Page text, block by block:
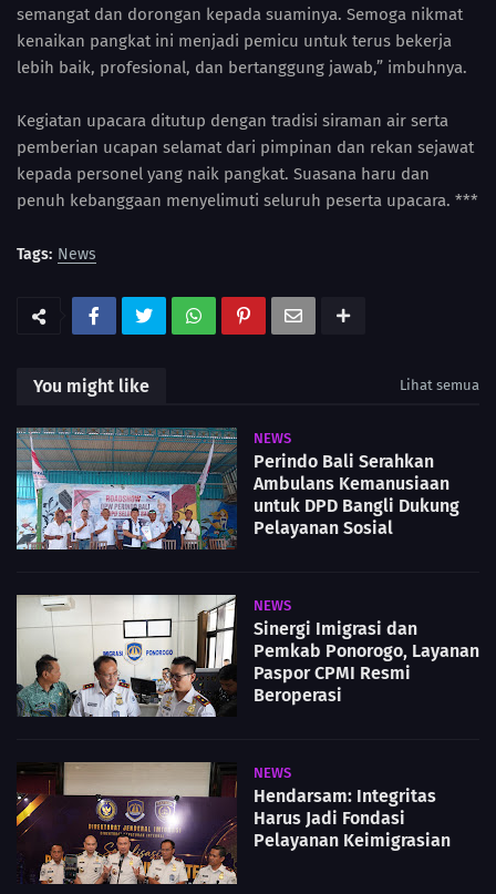
semangat dan dorongan kepada suaminya. Semoga nikmat
kenaikan pangkat ini menjadi pemicu untuk terus bekerja
lebih baik, profesional, dan bertanggung jawab,” imbuhnya.
Kegiatan upacara ditutup dengan tradisi siraman air serta
pemberian ucapan selamat dari pimpinan dan rekan sejawat
kepada personel yang naik pangkat. Suasana haru dan
penuh kebanggaan menyelimuti seluruh peserta upacara. ***
Tags: News
You might like Lihat semua
NEWS
Perindo Bali Serahkan
Ambulans Kemanusiaan
untuk DPD Bangli Dukung
Pelayanan Sosial
NEWS
Sinergi Imigrasi dan
Pemkab Ponorogo, Layanan
Paspor CPMI Resmi
Beroperasi
NEWS
Hendarsam: Integritas
Harus Jadi Fondasi
Pelayanan Keimigrasian